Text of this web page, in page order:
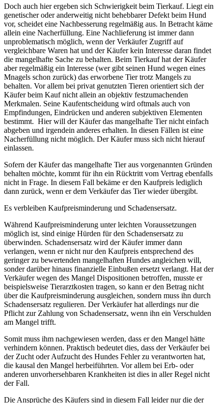
Doch auch hier ergeben sich Schwierigkeit beim Tierkauf. Liegt ein
genetischer oder anderweitig nicht behebbarer Defekt beim Hund
vor, scheidet eine Nachbesserung regelmäßig aus. In Betracht käme
allein eine Nacherfüllung. Eine Nachlieferung ist immer dann
unproblematisch möglich, wenn der Verkäufer Zugriff auf
vergleichbare Waren hat und der Käufer kein Interesse daran findet
die mangelhafte Sache zu behalten. Beim Tierkauf hat der Käufer
aber regelmäßig ein Interesse (wer gibt seinen Hund wegen eines
Mnagels schon zurück) das erworbene Tier trotz Mangels zu
behalten. Vor allem bei privat genutzten Tieren orientiert sich der
Käufer beim Kauf nicht allein an objektiv festzumachenden
Merkmalen. Seine Kaufentscheidung wird oftmals auch von
Empfindungen, Eindrücken und anderen subjektiven Elementen
bestimmt. Hier will der Käufer das mangelhafte Tier nicht einfach
abgeben und irgendein anderes erhalten. In diesen Fällen ist eine
Nacherfüllung nicht möglich. Der Käufer muss sich nicht hierauf
einlassen.
Sofern der Käufer das mangelhafte Tier aus vorgenannten Gründen
behalten möchte, kommt für ihn ein Rücktritt vom Vertrag ebenfalls
nicht in Frage. In diesem Fall bekäme er den Kaufpreis lediglich
dann zurück, wenn er dem Verkäufer das Tier wieder übergibt.
Es verbleiben Kaufpreisminderung und Schadensersatz.
Während Kaufpreisminderung unter leichten Voraussetzungen
möglich ist, sind einige Hürden für den Schadensersatz zu
überwinden. Schadensersatz wird der Käufer immer dann
verlangen, wenn er nicht nur den Kaufpreis entsprechend des
geringer zu bewertenden mangelhaften Hundes angleichen will,
sonder darüber hinaus finanzielle Einbußen ersetzt verlangt. Hat der
Verkäufer wegen des Mangel Dispositionen betroffen, musste er
beispielsweise Tierarztkosten tragen, so kann er den Betrag nicht
über die Kaufpreisminderung ausgleichen, sondern muss ihn durch
Schadensersatz regulieren. Der Verkäufer hat allerdings nur die
Pflicht zur Zahlung von Schadensersatz, wenn ihn ein Verschulden
am Mangel trifft.
Somit muss ihm nachgewiesen werden, dass er den Mangel hätte
verhindern können. Praktisch bedeutet dies, dass der Verkäufer bei
der Zucht oder Aufzucht des Hundes Fehler zu verantworten hat,
die kausal den Mangel herbeiführten. Vor allem bei Erb- oder
anderen unvorhersehbaren Krankheiten ist dies in aller Regel nicht
der Fall.
Die Ansprüche des Käufers sind in diesem Fall leider nur die der